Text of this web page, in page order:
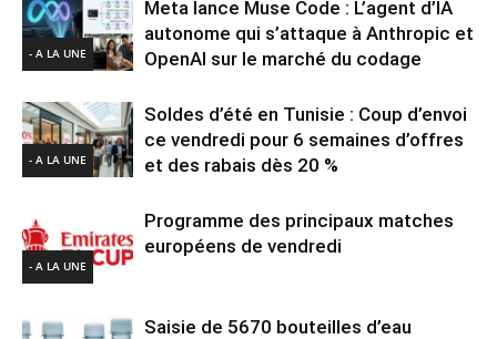
- A LA UNE
Meta lance Muse Code : L’agent d’IA
autonome qui s’attaque à Anthropic et
OpenAI sur le marché du codage
- A LA UNE
Soldes d’été en Tunisie : Coup d’envoi
ce vendredi pour 6 semaines d’offres
et des rabais dès 20 %
- A LA UNE
Programme des principaux matches
européens de vendredi
Saisie de 5670 bouteilles d’eau